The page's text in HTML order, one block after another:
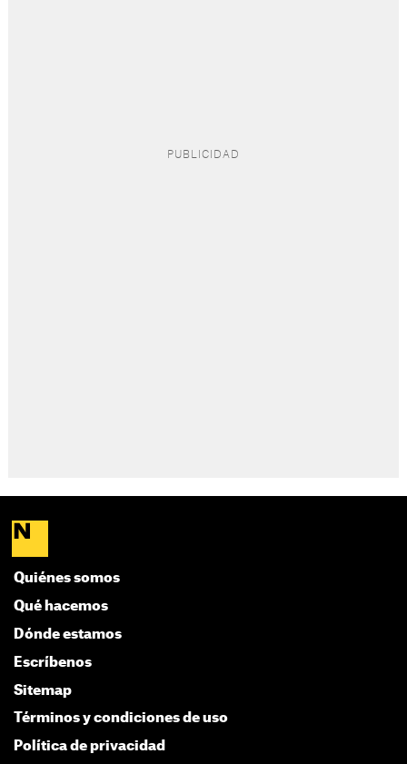
Quiénes somos
Qué hacemos
Dónde estamos
Escríbenos
Sitemap
Términos y condiciones de uso
Política de privacidad